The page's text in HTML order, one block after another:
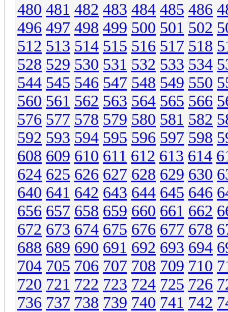
480 481 482 483 484 485 486
496 497 498 499 500 501 502
512 513 514 515 516 517 518
528 529 530 531 532 533 534
544 545 546 547 548 549 550
560 561 562 563 564 565 566
576 577 578 579 580 581 582
592 593 594 595 596 597 598
608 609 610 611 612 613 614
624 625 626 627 628 629 630
640 641 642 643 644 645 646
656 657 658 659 660 661 662
672 673 674 675 676 677 678
688 689 690 691 692 693 694
704 705 706 707 708 709 710
720 721 722 723 724 725 726
736 737 738 739 740 741 742